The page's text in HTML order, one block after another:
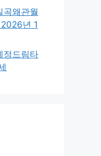
곡왜관월
년 1
정드림타